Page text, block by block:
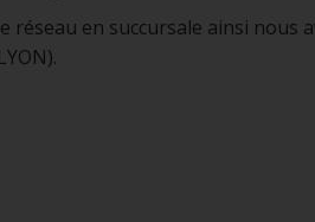
en succursale ainsi nous